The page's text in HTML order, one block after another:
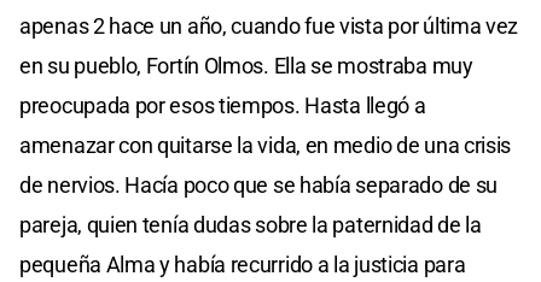
apenas 2 hace un año, cuando fue vista por última vez
en su pueblo, Fortín Olmos. Ella se mostraba muy
preocupada por esos tiempos. Hasta llegó a
amenazar con quitarse la vida, en medio de una crisis
de nervios. Hacía poco que se había separado de su
pareja, quien tenía dudas sobre la paternidad de la
pequeña Alma y había recurrido a la justicia para